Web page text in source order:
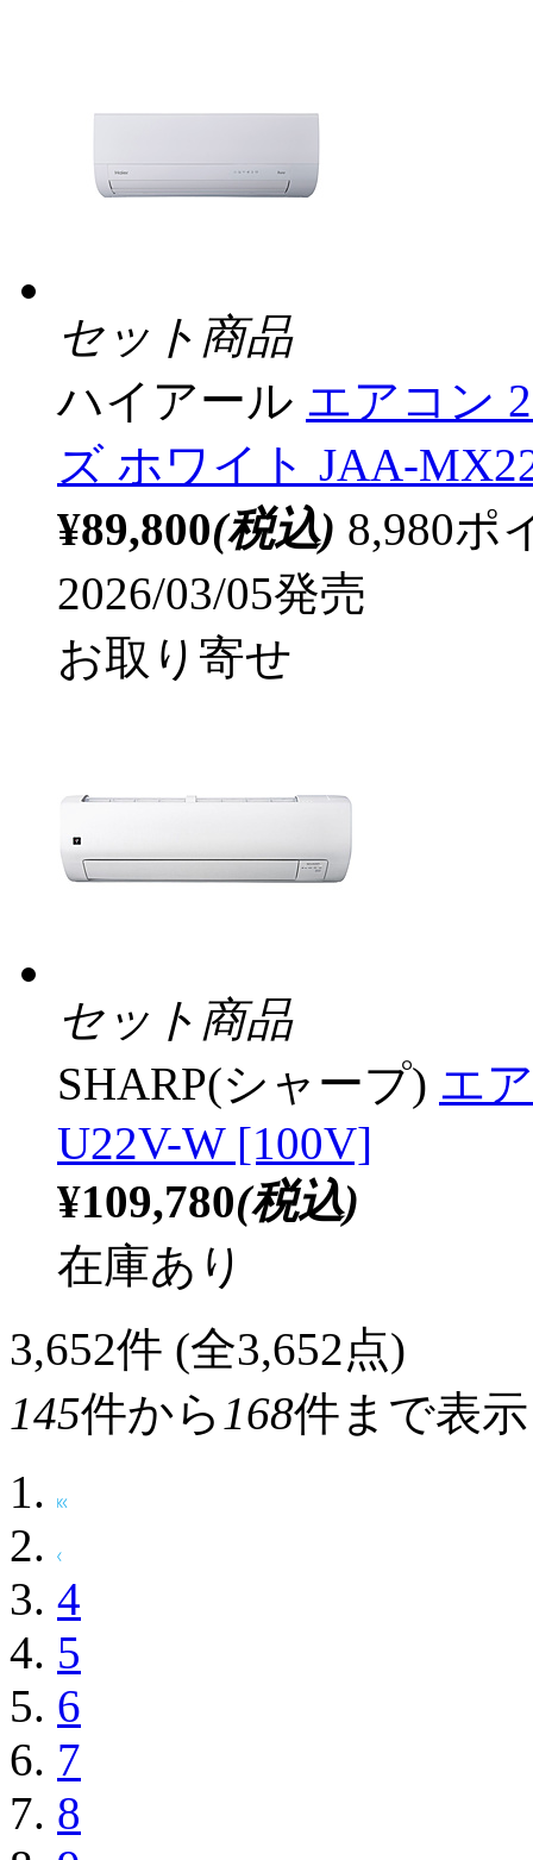
セット商品
ハイアール エアコン
ズ ホワイト JAA-
¥89,800(税込) 8,980ポ
2026/03/05発売
お取り寄せ
セット商品
SHARP(シャープ) エ
U22V-W [100V]
¥109,780(税込)
在庫あり
3,652件 (全3,652点)
145件から 168件まで表示
4
5
6
7
8